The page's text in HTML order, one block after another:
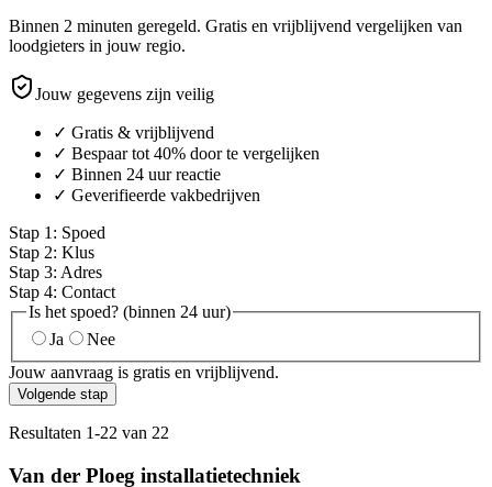
Binnen 2 minuten geregeld. Gratis en vrijblijvend vergelijken van
loodgieters in jouw regio.
Jouw gegevens zijn veilig
✓ Gratis & vrijblijvend
✓ Bespaar tot 40% door te vergelijken
✓ Binnen 24 uur reactie
✓ Geverifieerde vakbedrijven
Stap 1 : Spoed
Stap 2: Klus
Stap 3: Adres
Stap 4: Contact
Is het spoed? (binnen 24 uur)
Ja
Nee
Jouw aanvraag is gratis en vrijblijvend.
Volgende stap
Resultaten 1-22 van 22
Van der Ploeg installatietechniek